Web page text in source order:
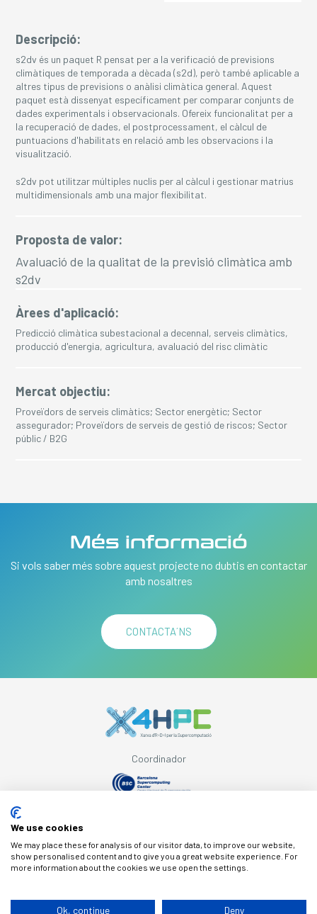
Descripció:
s2dv és un paquet R pensat per a la verificació de previsions
climàtiques de temporada a dècada (s2d), però també aplicable a
altres tipus de previsions o anàlisi climàtica general. Aquest
paquet està dissenyat específicament per comparar conjunts de
dades experimentals i observacionals. Ofereix funcionalitat per a
la recuperació de dades, el postprocessament, el càlcul de
puntuacions d'habilitats en relació amb les observacions i la
visualització.
s2dv pot utilitzar múltiples nuclis per al càlcul i gestionar matrius
multidimensionals amb una major flexibilitat.
Proposta de valor:
Avaluació de la qualitat de la previsió climàtica amb
s2dv
Àrees d'aplicació:
Predicció climàtica subestacional a decennal, serveis climàtics,
producció d'energia, agricultura, avaluació del risc climàtic
Mercat objectiu:
Proveïdors de serveis climàtics; Sector energètic; Sector
assegurador; Proveïdors de serveis de gestió de riscos; Sector
públic / B2G
Més informació
Si vols saber més sobre aquest projecte no dubtis en contactar
amb nosaltres
CONTACTA´NS
Coordinador
We use cookies
We may place these for analysis of our visitor data, to improve our website,
show personalised content and to give you a great website experience. For
more information about the cookies we use open the settings.
Ok, continue Deny